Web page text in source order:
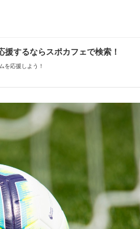
援するならスポカフェで検索！
を応援しよう！